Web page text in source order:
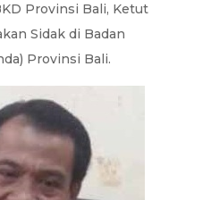
Provinsi Bali, Ketut
Sidak di Badan
Provinsi Bali.